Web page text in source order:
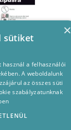
×
sütiket
használ a felhasználói
A weboldalunk
az összes süti
szabályzatunknak